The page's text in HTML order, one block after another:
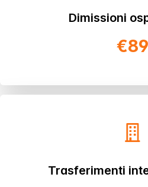
Dimissioni
€89
Trasferimenti